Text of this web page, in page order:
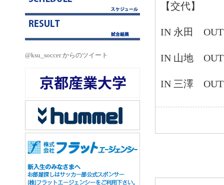
@ksu_soccer からのツイート
【交代】
IN 永田
IN 山地
IN 三澤